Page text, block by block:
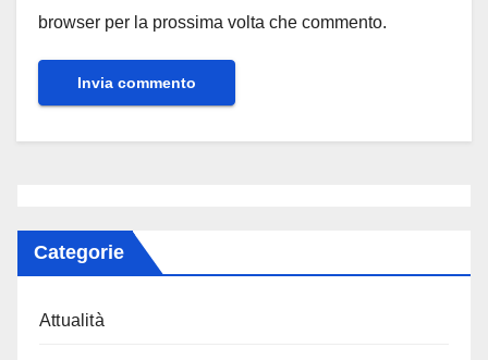
browser per la prossima volta che commento.
Categorie
Attualità